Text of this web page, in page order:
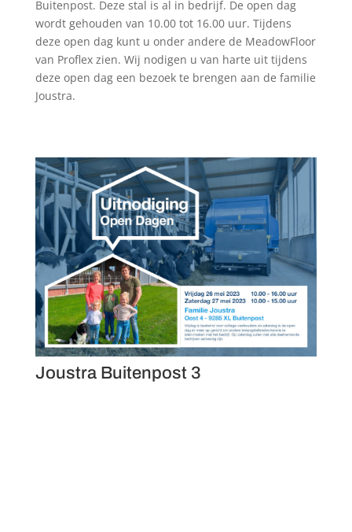
Buitenpost. Deze stal is al in bedrijf. De open dag
wordt gehouden van 10.00 tot 16.00 uur. Tijdens
deze open dag kunt u onder andere de MeadowFloor
van Proflex zien. Wij nodigen u van harte uit tijdens
deze open dag een bezoek te brengen aan de familie
Joustra.
Joustra Buitenpost 3